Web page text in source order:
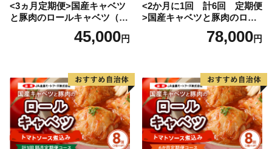
<3ヵ月定期便>国産キャベツ
と豚肉のロールキャベツ（6P
45,000円
<2か月に1回 計6回 定期便
>国産キャベツと豚肉のロー
ルキャベツ（4P入り）
78,000円